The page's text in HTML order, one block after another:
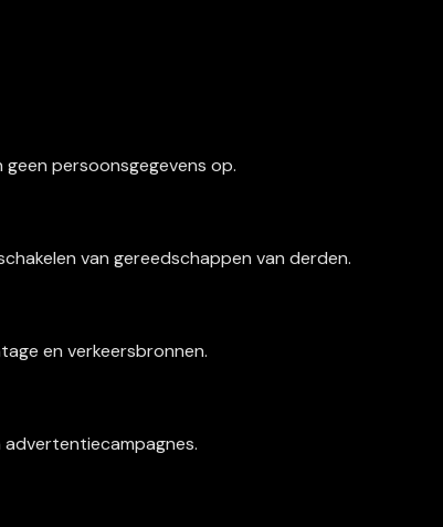
geen persoonsgegevens op.
van gereedschappen van derden.
en verkeersbronnen.